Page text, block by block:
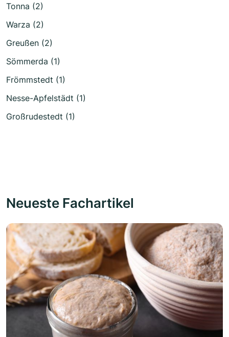
Tonna (2)
Warza (2)
Greußen (2)
Sömmerda (1)
Frömmstedt (1)
Nesse-Apfelstädt (1)
Großrudestedt (1)
Neueste Fachartikel